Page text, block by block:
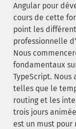
Angular pour
cours de cette
point les
professionnelle
Nous
fondamentaux
TypeScript.
telles que le
routing et les
trois jours
est un must pour